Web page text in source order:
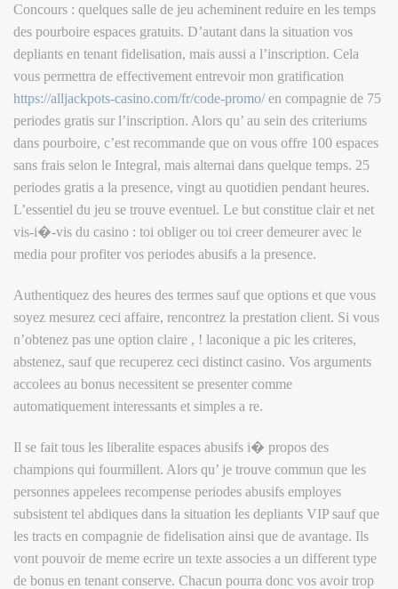
Concours : quelques salle de jeu acheminent reduire en les temps
des pourboire espaces gratuits. D’autant dans la situation vos
depliants en tenant fidelisation, mais aussi a l’inscription. Cela
vous permettra de effectivement entrevoir mon gratification
https://alljackpots-casino.com/fr/code-promo/en compagnie de 75
periodes gratis sur l’inscription. Alors qu’ au sein des criteriums
dans pourboire, c’est recommande que on vous offre 100 espaces
sans frais selon le Integral, mais alternai dans quelque temps. 25
periodes gratis a la presence, vingt au quotidien pendant heures.
L’essentiel du jeu se trouve eventuel. Le but constitue clair et net
vis-i�-vis du casino : toi obliger ou toi creer demeurer avec le
media pour profiter vos periodes abusifs a la presence.
Authentiquez des heures des termes sauf que options et que vous
soyez mesurez ceci affaire, rencontrez la prestation client. Si vous
n’obtenez pas une option claire , ! laconique a pic les criteres,
abstenez, sauf que recuperez ceci distinct casino. Vos arguments
accolees au bonus necessitent se presenter comme
automatiquement interessants et simples a re.
Il se fait tous les liberalite espaces abusifs i� propos des
champions qui fourmillent. Alors qu’ je trouve commun que les
personnes appelees recompense periodes abusifs employes
subsistent tel abdiques dans la situation les depliants VIP sauf que
les tracts en compagnie de fidelisation ainsi que de avantage. Ils
vont pouvoir de meme ecrire un texte associes a un different type
de bonus en tenant conserve. Chacun pourra donc vos avoir trop